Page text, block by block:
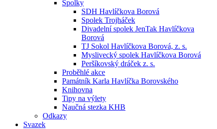
Spolky
SDH Havlíčkova Borová
Spolek Trojháček
Divadelní spolek JenTak Havlíčkova
Borová
TJ Sokol Havlíčkova Borová, z. s.
Myslivecký spolek Havlíčkova Borová
Peršíkovský dráček z. s.
Proběhlé akce
Památník Karla Havlíčka Borovského
Knihovna
Tipy na výlety
Naučná stezka KHB
Odkazy
Svazek